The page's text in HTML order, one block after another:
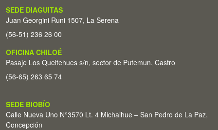
SEDE DIAGUITAS
Juan Georgini Runi 1507, La Serena
(56-51) 236 26 00
OFICINA CHILOÉ
Pasaje Los Queltehues s/n, sector de Putemun, Castro
(56-65) 263 65 74
SEDE BIOBÍO
Calle Nueva Uno N°3570 Lt. 4 Michaihue – San Pedro de La Paz,
Concepción